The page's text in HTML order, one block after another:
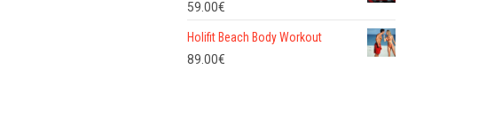
59.00€
Holifit Beach Body Workout
89.00€